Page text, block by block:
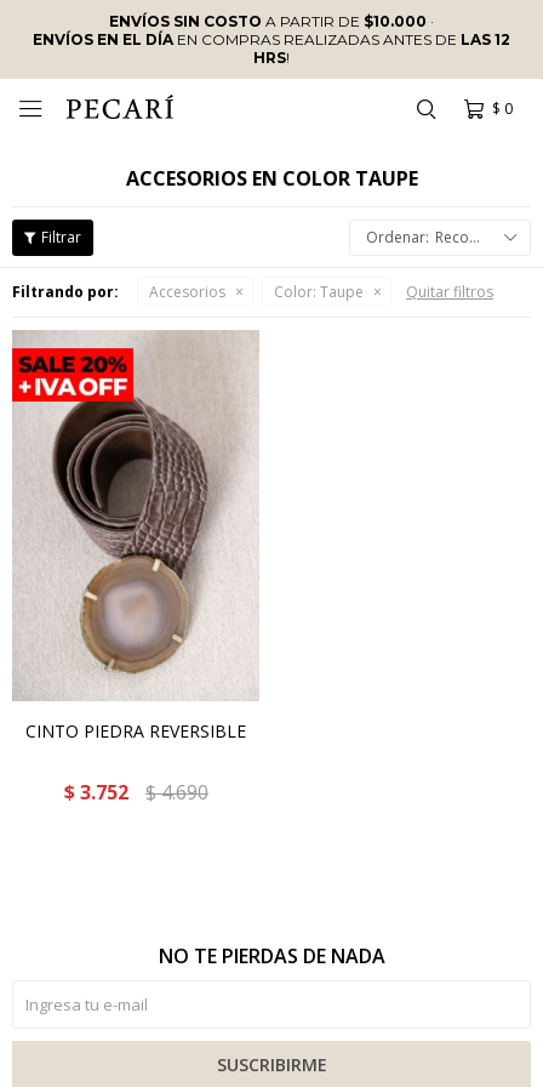
ENVÍOS SIN COSTO A PARTIR DE $10.000 ·
ENVÍOS EN EL DÍAEN COMPRAS REALIZADAS ANTES DE LAS 12
HRS!
$ 0

ACCESORIOS EN COLOR TAUPE
Recomendados
Filtrando por: Accesorios Color: Taupe Quitar filtros
CINTO PIEDRA REVERSIBLE
$ 3.752 $4.690
NO TE PIERDAS DE NADA
SUSCRIBIRME